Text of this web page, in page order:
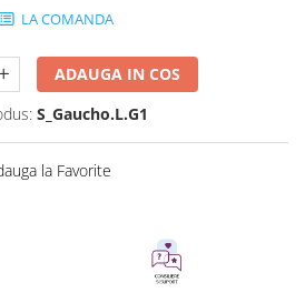
LA COMANDA
ADAUGA IN COS
S_Gaucho.L.G1
la Favorite